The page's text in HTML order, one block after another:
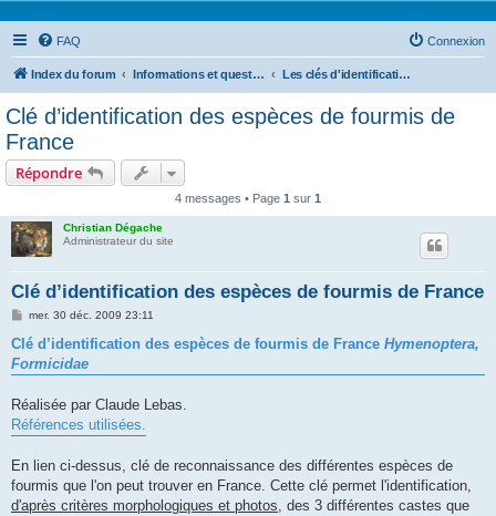
FAQ Connexion
Index du forum Informations et questions taxonomiques Les clés d'identifications
Clé d’identification des espèces de fourmis de
France
Répondre
4 messages • Page 1 sur 1
Christian Dégache
Administrateur du site
Clé d’identification des espèces de fourmis de France
M
s
a
mer. 30 déc. 2009 23:11
Clé d’identification des espèces de fourmis de France Hymenoptera,
Formicidae
Réalisée par Claude Lebas.
Références utilisées.
En lien ci-dessus, clé de reconnaissance des différentes espèces de
fourmis que l'on peut trouver en France. Cette clé permet l'identification,
d'après critères morphologiques et photos, des 3 différentes castes que